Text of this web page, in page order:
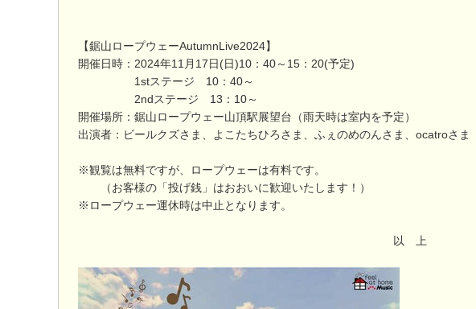
【鋸山ロープウェーAutumnLive2024】
開催日時：2024年11月17日(日)10：40～15：20(予定)
1stステージ 10：40～
2ndステージ 13：10～
開催場所：鋸山ロープウェー山頂駅展望台（雨天時は室内を予定）
出演者：ビールクズさま、よこたちひろさま、ふぇのめのんさま、ocatroさま
※観覧は無料ですが、ロープウェーは有料です。
（お客様の「投げ銭」はおおいに歓迎いたします！）
※ロープウェー運休時は中止となります。
以 上